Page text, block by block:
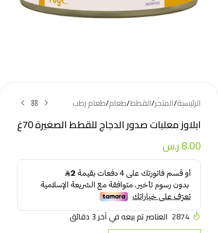
الرئيسية/المتجر/القطط/طعام/طعام رطب
ابلاوز معلبات صدور الدجاج للقطط الصغيرة 70غ
8.00ر.س
2874 العناصر تم بيعه في آخر 3 دقائق